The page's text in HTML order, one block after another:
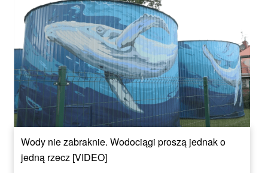
Wody nie zabraknie. Wodociągi proszą jednak o
jedną rzecz [VIDEO]